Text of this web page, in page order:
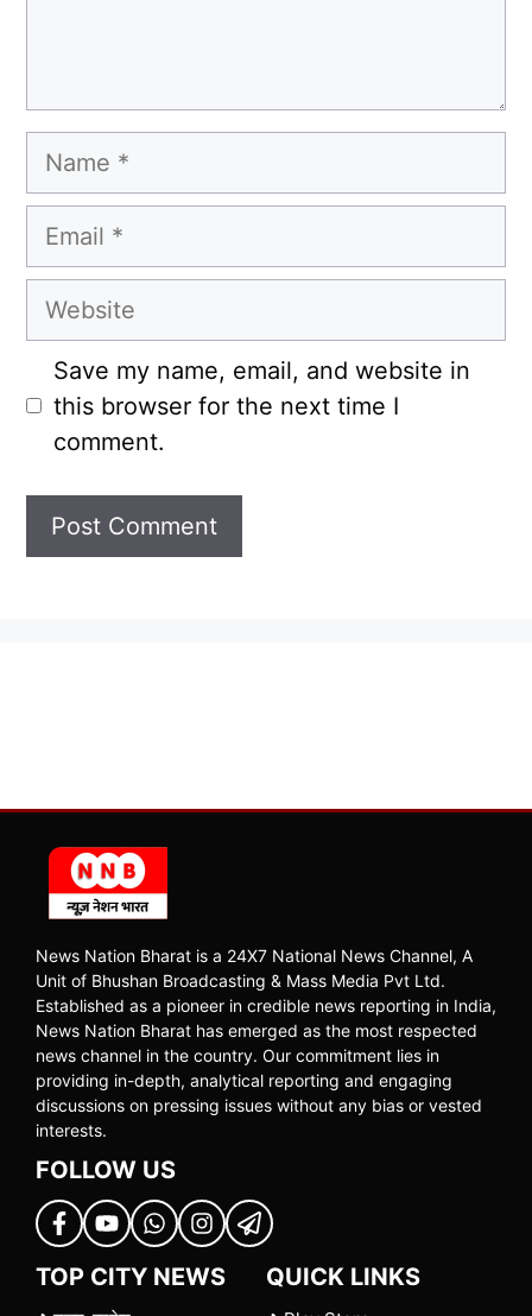
Name
Email
Website
Save my name, email, and website in
this browser for the next time I
comment.
News Nation Bharat is a 24X7 National News Channel, A
Unit of Bhushan Broadcasting & Mass Media Pvt Ltd.
Established as a pioneer in credible news reporting in India,
News Nation Bharat has emerged as the most respected
news channel in the country. Our commitment lies in
providing in-depth, analytical reporting and engaging
discussions on pressing issues without any bias or vested
interests.
FOLLOW US
TOP CITY NEWS QUICK LINKS